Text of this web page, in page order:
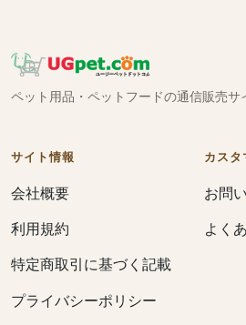
ペット用品・ペットフードの通信販売サ
サイト情報
会社概要
利用規約
特定商取引に基づく記載
プライバシーポリシー
カスタ
お問
よく